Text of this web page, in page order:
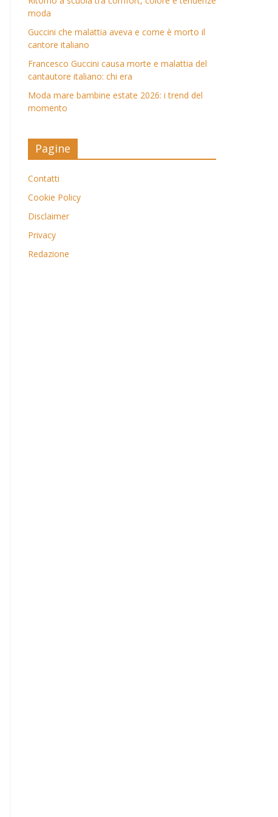
moda
Guccini che malattia aveva e come è morto il
cantore italiano
Francesco Guccini causa morte e malattia del
cantautore italiano: chi era
Moda mare bambine estate 2026: i trend del
momento
Pagine
Contatti
Cookie Policy
Disclaimer
Privacy
Redazione